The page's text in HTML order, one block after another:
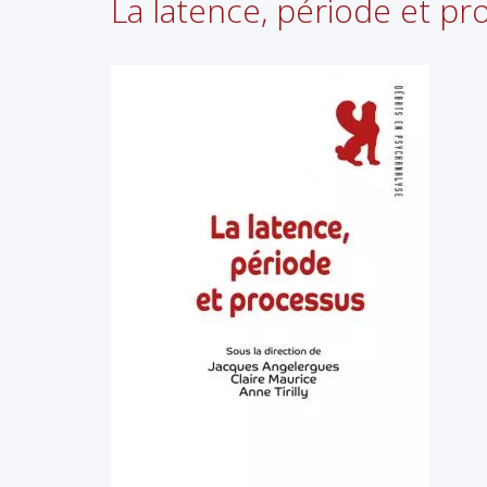
La latence, période et